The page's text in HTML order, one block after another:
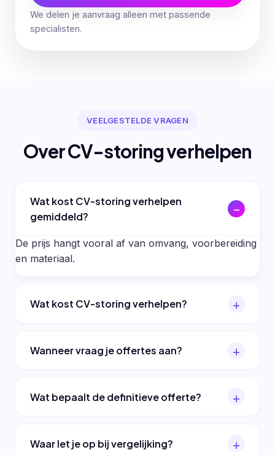
We delen je aanvraag alleen met passende
specialisten.
VEELGESTELDE VRAGEN
Over CV-storing verhelpen
Wat kost CV-storing verhelpen
gemiddeld?
De prijs hangt vooral af van omvang, voorbereiding
en materiaal.
Wat kost CV-storing verhelpen?
Wanneer vraag je offertes aan?
Wat bepaalt de definitieve offerte?
Waar let je op bij vergelijking?